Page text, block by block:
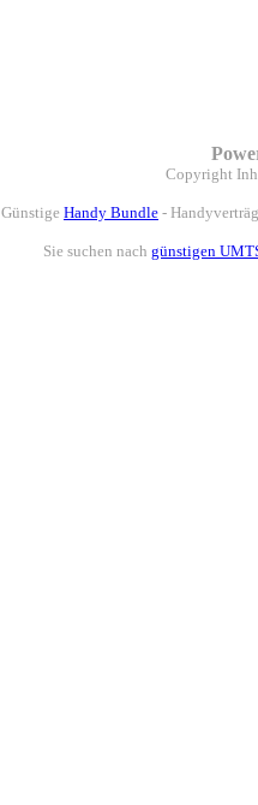
Copyright
Günstige Handy Bundle -
Sie suchen nach günstigen